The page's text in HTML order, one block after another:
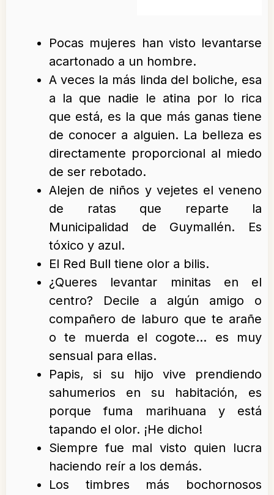
Pocas mujeres han visto levantarse
acartonado a un hombre.
A veces la más linda del boliche, esa
a la que nadie le atina por lo rica
que está, es la que más ganas tiene
de conocer a alguien. La belleza es
directamente proporcional al miedo
de ser rebotado.
Alejen de niños y vejetes el veneno
de ratas que reparte la
Municipalidad de Guymallén. Es
tóxico y azul.
El Red Bull tiene olor a bilis.
¿Queres levantar minitas en el
centro? Decile a algún amigo o
compañero de laburo que te arañe
o te muerda el cogote… es muy
sensual para ellas.
Papis, si su hijo vive prendiendo
sahumerios en su habitación, es
porque fuma marihuana y está
tapando el olor. ¡He dicho!
Siempre fue mal visto quien lucra
haciendo reír a los demás.
Los timbres más bochornosos